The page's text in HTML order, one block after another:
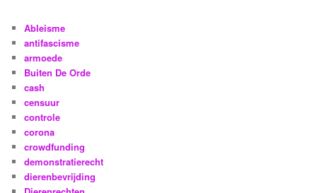
Ableisme
antifascisme
armoede
Buiten De Orde
cash
censuur
controle
corona
crowdfunding
demonstratierecht
dierenbevrijding